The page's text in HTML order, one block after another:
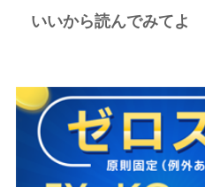
いいから読んでみてよ